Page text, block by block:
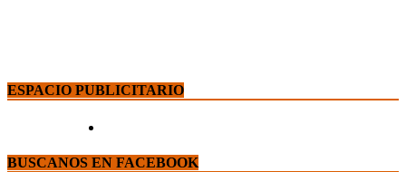
ESPACIO PUBLICITARIO
BUSCANOS EN FACEBOOK